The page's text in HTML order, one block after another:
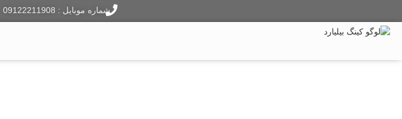
شماره موبایل : 09122211908